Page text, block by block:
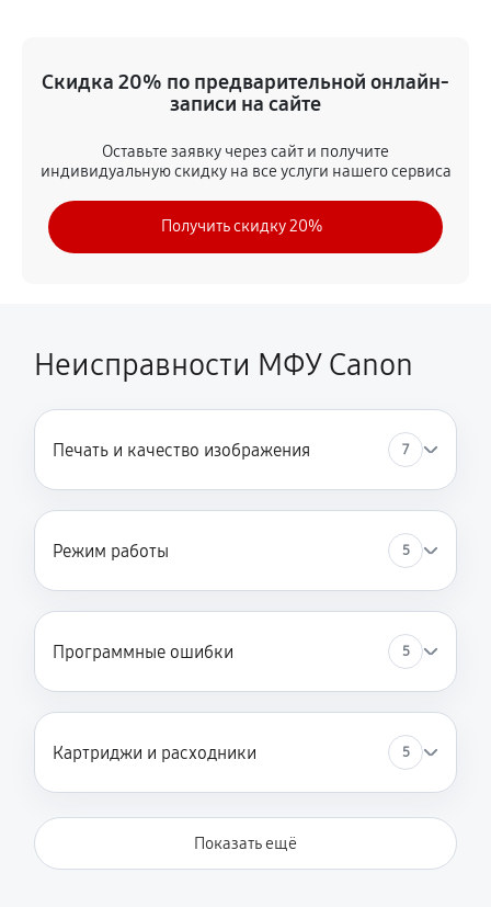
1080 руб 60 минут
Замена Wi-Fi
1620 руб 60 минут
Замена каретки
1980 руб 60 минут
Скидка 20% по предварительной онлайн-
записи на сайте
Оставьте заявку через сайт и получите
индивидуальную скидку на все услуги нашего сервиса
Получить скидку 20%
Неисправности МФУ Canon
Печать и качество изображения 7
Режим работы 5
Программные ошибки 5
Картриджи и расходники 5
Показать ещё